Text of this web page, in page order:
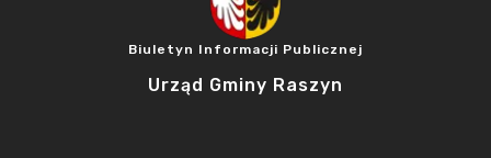
Biuletyn Informacji Publicznej
Urząd Gminy Raszyn